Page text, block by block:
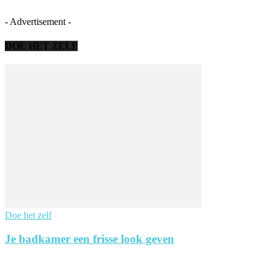
- Advertisement -
DOE HET ZELF
Doe het zelf
Je badkamer een frisse look geven